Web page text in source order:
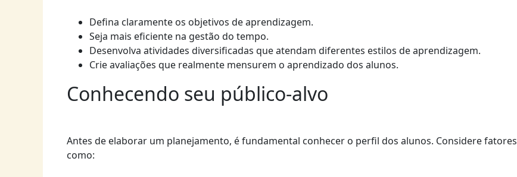
Defina claramente os objetivos de aprendizagem.
Seja mais eficiente na gestão do tempo.
Desenvolva atividades diversificadas que atendam diferentes estilos de aprendizagem.
Crie avaliações que realmente mensurem o aprendizado dos alunos.
Conhecendo seu público-alvo
Antes de elaborar um planejamento, é fundamental conhecer o perfil dos alunos. Considere fatores
como: